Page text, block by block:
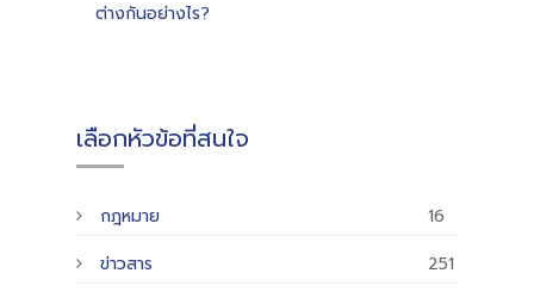
ต่างกันอย่างไร?
เลือกหัวข้อที่สนใจ
กฎหมาย
16
ข่าวสาร
251